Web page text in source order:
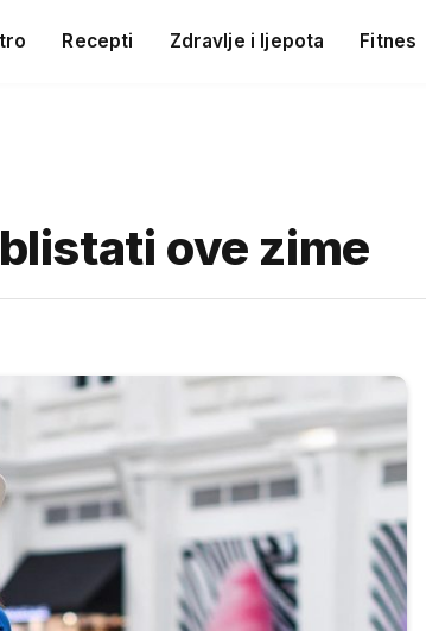
Recepti Zdravlje i ljepota Fitnes
ove zime